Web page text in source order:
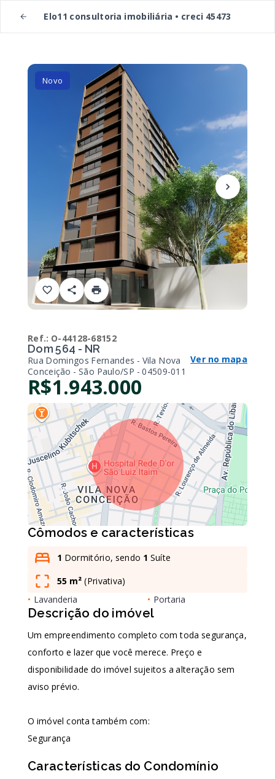
Elo11 consultoria imobiliária • creci 45473
Novo
Ref.: O-44128-68152
Dom 564 - NR
Rua Domingos Fernandes - Vila Nova
Conceição - São Paulo/SP - 04509-011
Ver no mapa
R$1.943.000
Cômodos e características
1 Dormitório, sendo 1 Suíte
55 m² (Privativa)
• Lavanderia • Portaria
Descrição do imóvel
Um empreendimento completo com toda segurança,
conforto e lazer que você merece. Preço e
disponibilidade do imóvel sujeitos a alteração sem
aviso prévio.
O imóvel conta também com:
Segurança
Características do Condomínio